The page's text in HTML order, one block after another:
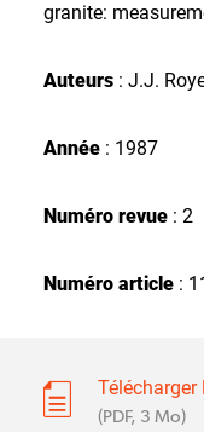
granite:
Auteurs : J.J.
Année : 1987
Numéro revue : 2
Numéro article :
(PDF, 3 Mo)